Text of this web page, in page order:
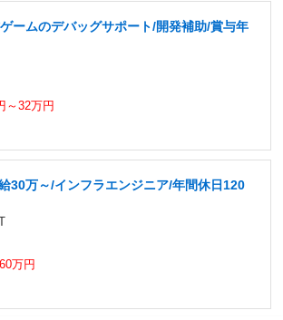
ームのデバッグサポート/開発補助/賞与年
～32万円
30万～/インフラエンジニア/年間休日120
万円